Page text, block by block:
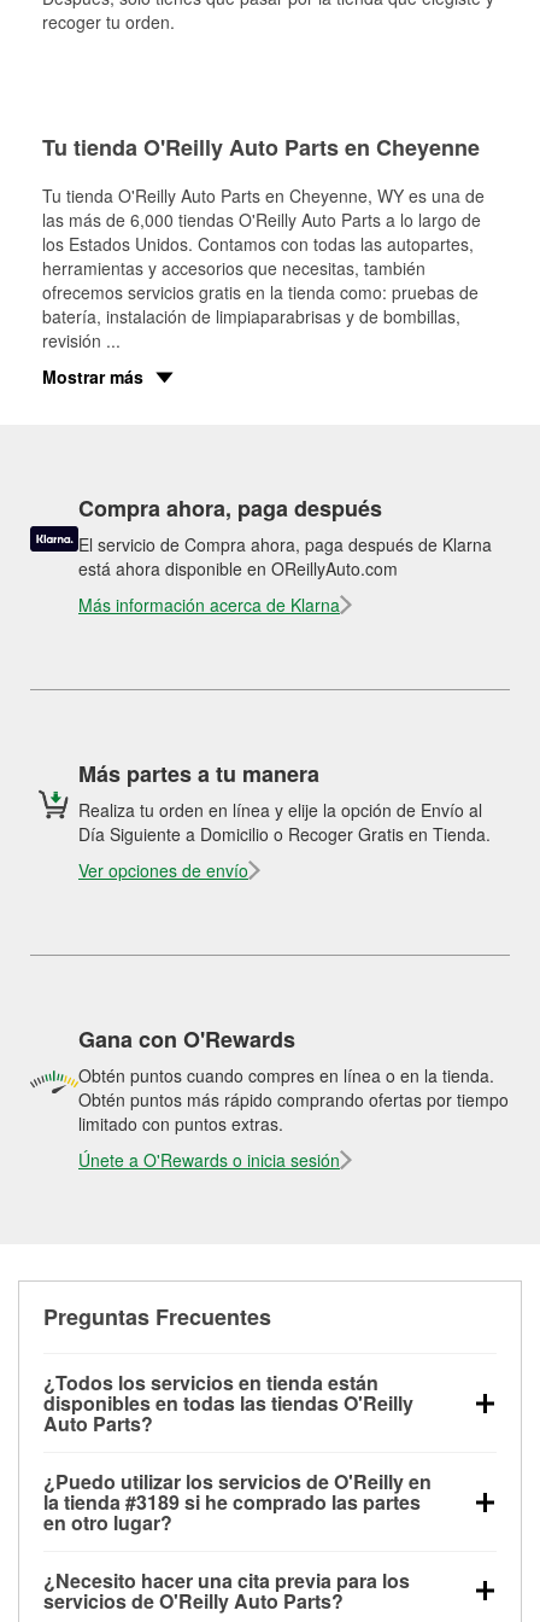
recoger tu orden.
Tu tienda O'Reilly Auto Parts en Cheyenne
Tu tienda O'Reilly Auto Parts en Cheyenne, WY es una de
las más de 6,000 tiendas O'Reilly Auto Parts a lo largo de
los Estados Unidos. Contamos con todas las autopartes,
herramientas y accesorios que necesitas, también
ofrecemos servicios gratis en la tienda como: pruebas de
batería, instalación de limpiaparabrisas y de bombillas,
revisión ...
Mostrar más
Compra ahora, paga después
El servicio de Compra ahora, paga después de Klarna
está ahora disponible en OReillyAuto.com
Más información acerca de Klarna
Más partes a tu manera
Realiza tu orden en línea y elije la opción de Envío al
Día Siguiente a Domicilio o Recoger Gratis en Tienda.
Ver opciones de envío
Gana con O'Rewards
Obtén puntos cuando compres en línea o en la tienda.
Obtén puntos más rápido comprando ofertas por tiempo
limitado con puntos extras.
Únete a O'Rewards o inicia sesión
Preguntas Frecuentes
¿Todos los servicios en tienda están
disponibles en todas las tiendas O'Reilly
Auto Parts?
las pruebas de batería, pruebas de alternador y
motor de arranque, revisión de la luz “Check Engine”
con O'Reilly VeriScan® e instalación de
limpiaparabrisas o bombillas, están disponibles en
todas las tiendas O'Reilly Auto Parts. La tienda
¿Puedo utilizar los servicios de O'Reilly en
la tienda #3189 si he comprado las partes
en otro lugar?
de O'Reilly Auto Parts que estén disponibles en la
¿Necesito hacer una cita previa para los
servicios de O'Reilly Auto Parts?